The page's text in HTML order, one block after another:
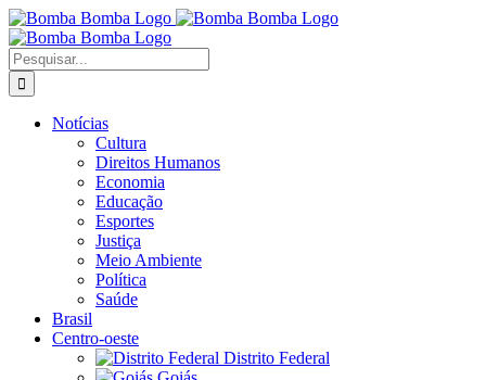
Ir
para
o
conteúdo
Buscar
resultados
para:
Notícias
Cultura
Direitos Humanos
Economia
Educação
Esportes
Justiça
Meio Ambiente
Política
Saúde
Brasil
Centro-oeste
Distrito Federal